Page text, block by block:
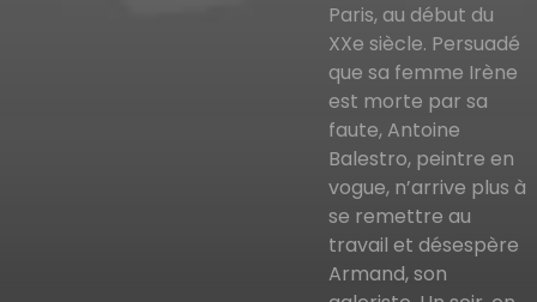
Paris, au début du
XXe siècle. Persuadé
que sa femme Irène
est morte par sa
faute, Antoine
Balestro, peintre en
vogue, n’arrive plus à
se remettre au
travail et désespère
Armand, son